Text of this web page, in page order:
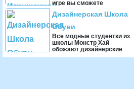
игре вы сможете
игрушечной ...
Дизайнерская Школа
Обуви
Все модные студентки из
школы Монстр Хай
обожают дизайнерские
вещи, особенно если это